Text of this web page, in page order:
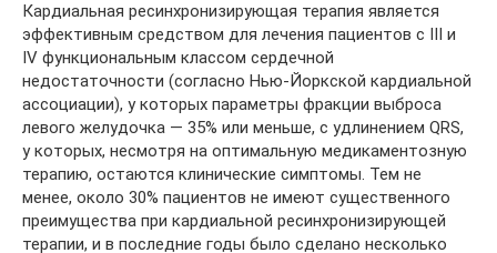
Кардиальная ресинхронизирующая терапия является
эффективным средством для лечения пациентов с III и
IV функциональным классом сердечной
недостаточности (согласно Нью-Йоркской кардиальной
ассоциации), у которых параметры фракции выброса
левого желудочка ― 35% или меньше, с удлинением QRS,
у которых, несмотря на оптимальную медикаментозную
терапию, остаются клинические симптомы. Тем не
менее, около 30% пациентов не имеют существенного
преимущества при кардиальной ресинхронизирующей
терапии, и в последние годы было сделано несколько